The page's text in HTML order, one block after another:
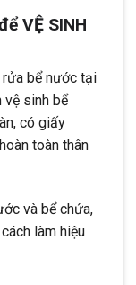
VỆ SINH
bể nước tại
vệ sinh bể
có giấy
toàn thân
và bể chứa,
làm hiệu